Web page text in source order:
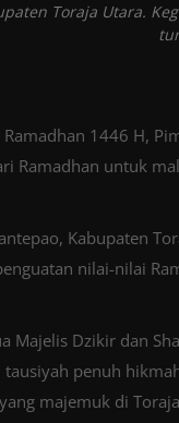
Toraja Utara.
1446 H,
Ramadhan untuk
Kabupaten
nilai-nilai
Dzikir dan
penuh
majemuk di